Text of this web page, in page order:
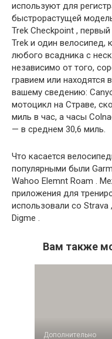
используют для
быстрорастущей
Trek Checkpoint ,
Trek и один велосипед,
любого всадника с
независимо от того,
гравием или находятся
вашему сведению:
мотоцикл на Страве,
миль в час, а часы
— в среднем 30,6 миль.
Что касается
популярными были
Wahoo Elemnt Roam .
приложения для
использовали со Strava
Digme .
Вам также
Дополнительно